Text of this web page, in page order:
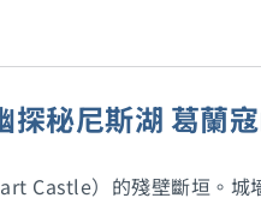
探秘尼斯湖 葛蘭
Castle）的殘壁斷垣。